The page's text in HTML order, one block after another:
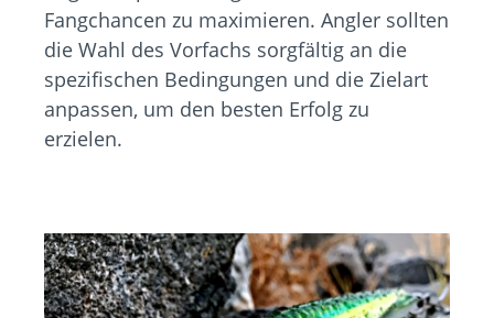
Fangchancen zu maximieren. Angler sollten
die Wahl des Vorfachs sorgfältig an die
spezifischen Bedingungen und die Zielart
anpassen, um den besten Erfolg zu
erzielen.